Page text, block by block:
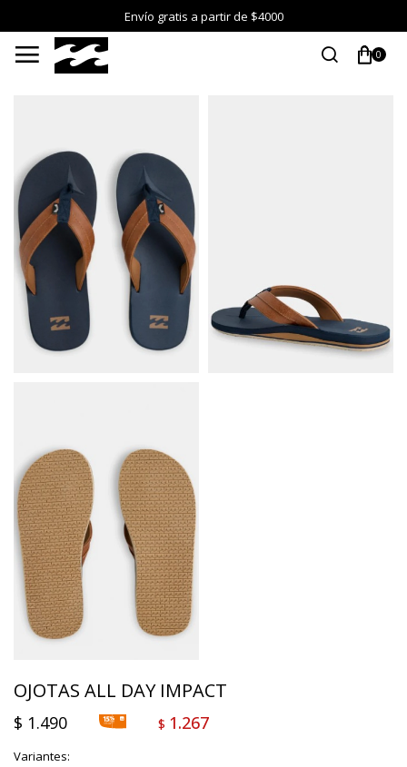
Envío gratis a partir de $4000
0

OJOTAS ALL DAY IMPACT
$ 1.490 $ 1.267
Variantes: